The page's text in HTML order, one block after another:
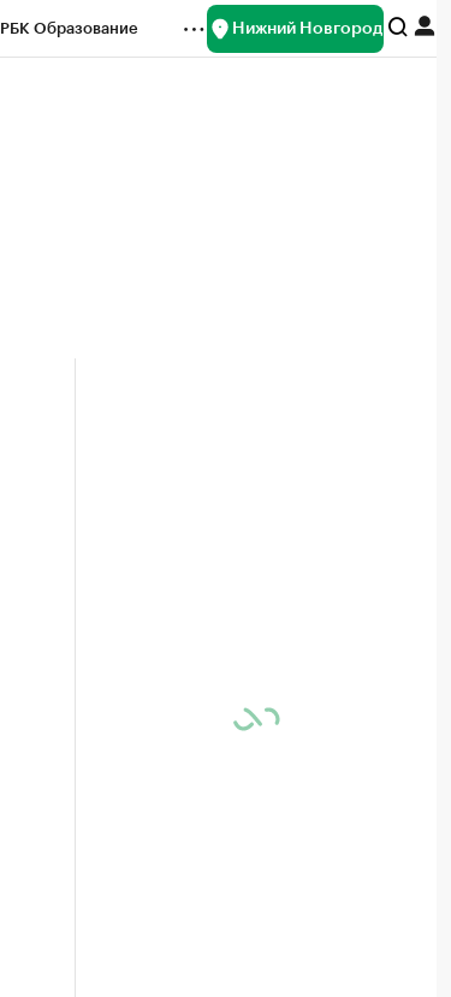
РБК Образование Нижний Новгород